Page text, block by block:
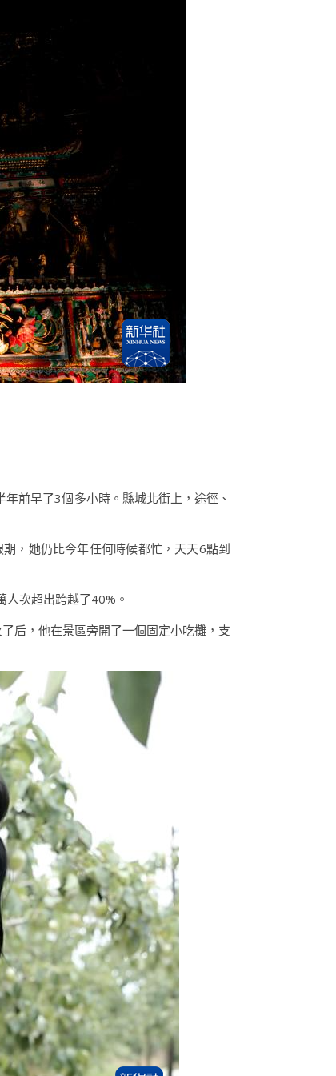
前早了3個多小時。縣城北街上，途徑、
，她仍比今年任何時候都忙，天天6點到
次超出跨越了40%。
后，他在景區旁開了一個固定小吃攤，支